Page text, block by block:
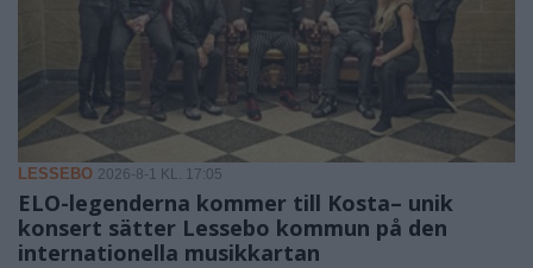
LESSEBO 2026-8-1 KL. 17:05
ELO-legenderna kommer till Kosta– unik
konsert sätter Lessebo kommun på den
internationella musikkartan